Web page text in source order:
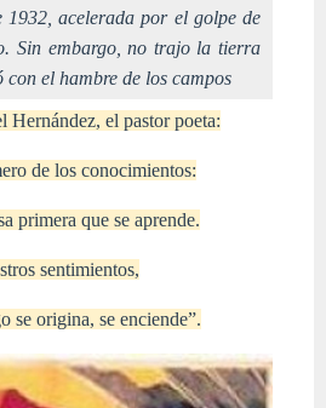
1932, acelerada por el golpe de
Sin embargo, no trajo la tierra
el hambre de los campos
el pastor poeta:
de los conocimientos:
primera que se aprende.
sentimientos,
se origina, se enciende”.